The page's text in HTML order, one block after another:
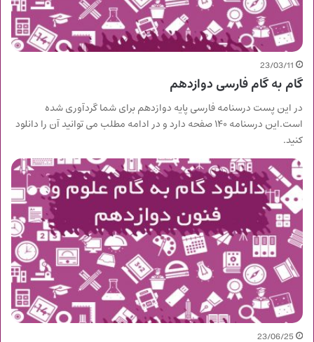
23/03/11
گام به گام فارسی دوازدهم
در این پست درسنامه فارسی پایه دوازدهم برای شما گردآوری شده
است.این درسنامه ۱۴۰ صفحه دارد و در ادامه مطلب می توانید آن را دانلود
کنید.
23/06/25